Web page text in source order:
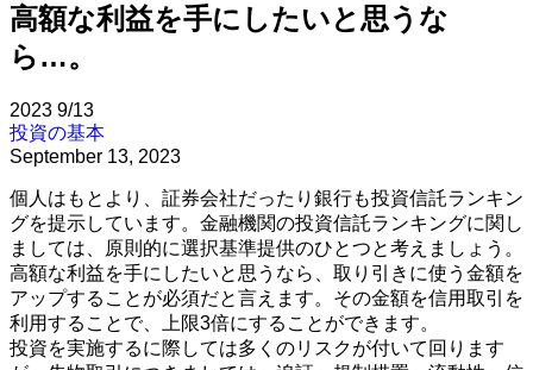
高額な利益を手にしたいと思うな
ら…。
2023 9/13
投資の基本
September 13, 2023
個人はもとより、証券会社だったり銀行も投資信託ランキン
グを提示しています。金融機関の投資信託ランキングに関し
ましては、原則的に選択基準提供のひとつと考えましょう。
高額な利益を手にしたいと思うなら、取り引きに使う金額を
アップすることが必須だと言えます。その金額を信用取引を
利用することで、上限3倍にすることができます。
投資を実施するに際しては多くのリスクが付いて回ります